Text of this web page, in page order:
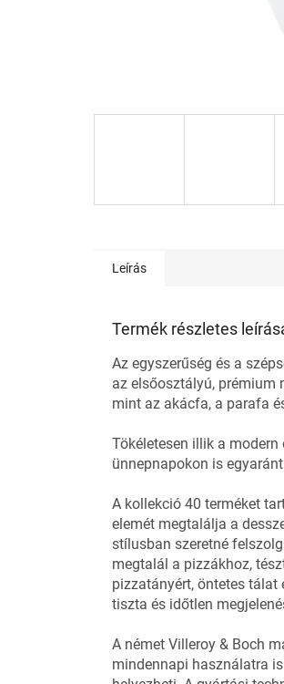
Leírás
Termék részletes
Az egyszerűség és a
az elsőosztályú, prémium
mint az akácfa, a parafa
Tökéletesen illik a
ünnepnapokon is
A kollekció 40 terméket
elemét megtalálja a
stílusban szeretné
megtalál a pizzákhoz,
pizzatányért, öntetes tálat
tiszta és időtlen
A német Villeroy & Boch
mindennapi használatra